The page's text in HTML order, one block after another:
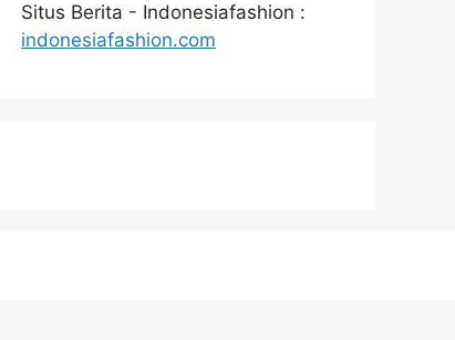
Situs Berita - Indonesiafashion :
indonesiafashion.com